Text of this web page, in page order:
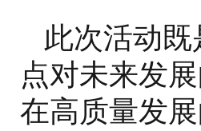
此次活动
点对未来发
在高质量发